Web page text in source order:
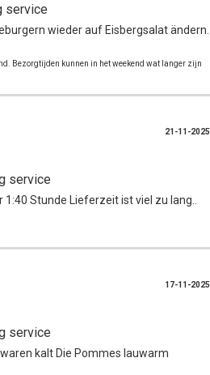
service
wieder auf Eisbergsalat ändern.
Bezorgtijden kunnen in het weekend wat langer zijn
service
Stunde Lieferzeit ist viel zu lang..
21-11-2025
service
kalt Die Pommes lauwarm
17-11-2025